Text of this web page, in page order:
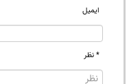
ایمیل
* نظر